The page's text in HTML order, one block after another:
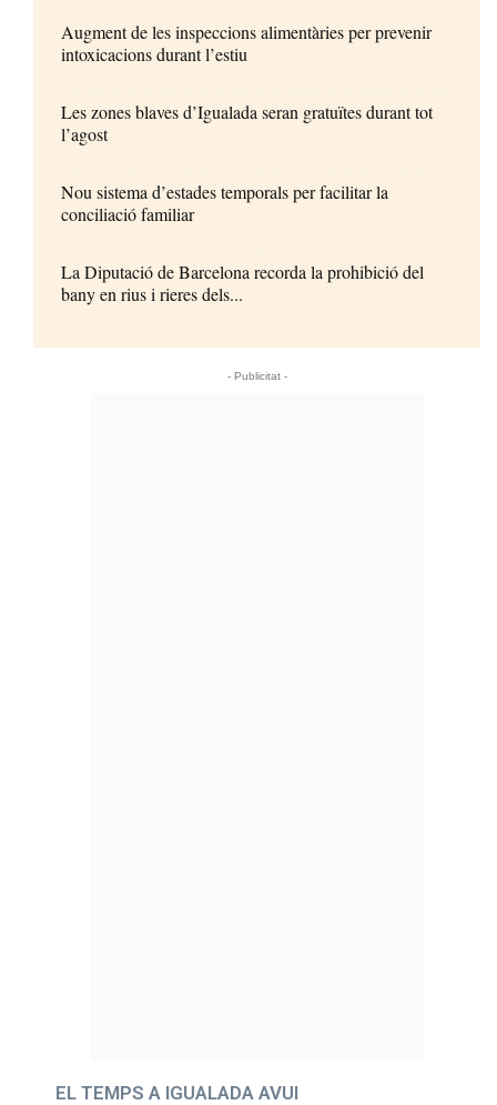
Augment de les inspeccions alimentàries per prevenir
intoxicacions durant l’estiu
Les zones blaves d’Igualada seran gratuïtes durant tot
l’agost
Nou sistema d’estades temporals per facilitar la
conciliació familiar
La Diputació de Barcelona recorda la prohibició del
bany en rius i rieres dels...
- Publicitat -
EL TEMPS A IGUALADA AVUI